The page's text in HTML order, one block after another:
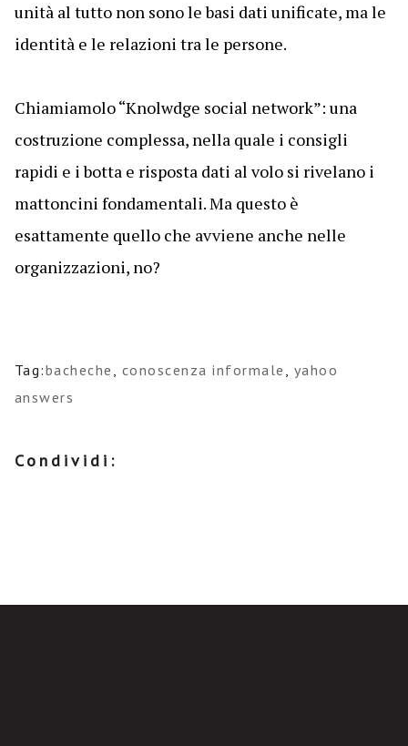
unità al tutto non sono le basi dati unificate, ma le
identità e le relazioni tra le persone.
Chiamiamolo “Knolwdge social network”: una
costruzione complessa, nella quale i consigli
rapidi e i botta e risposta dati al volo si rivelano i
mattoncini fondamentali. Ma questo è
esattamente quello che avviene anche nelle
organizzazioni, no?
Tag:bacheche , conoscenza informale , yahoo
answers
Condividi: